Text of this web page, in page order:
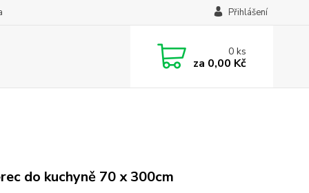
Přihlášení
0ks
za 0,00 Kč
do kuchyně 70 x 300cm